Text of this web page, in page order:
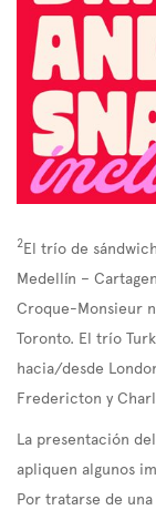
2El trío de
Medellín –
Croque-Monsieur
Toronto. El trío
hacia/desde
Fredericton y
La presentación
apliquen algunos
Por tratarse de